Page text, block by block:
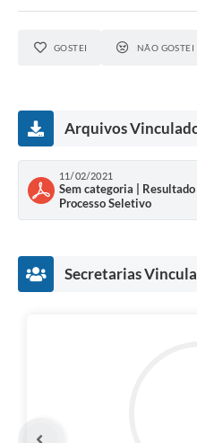
GOSTEI NÃO GOSTEI
Arquivos
11/02/2021
Sem categoria |
Processo Seletivo
Secretarias